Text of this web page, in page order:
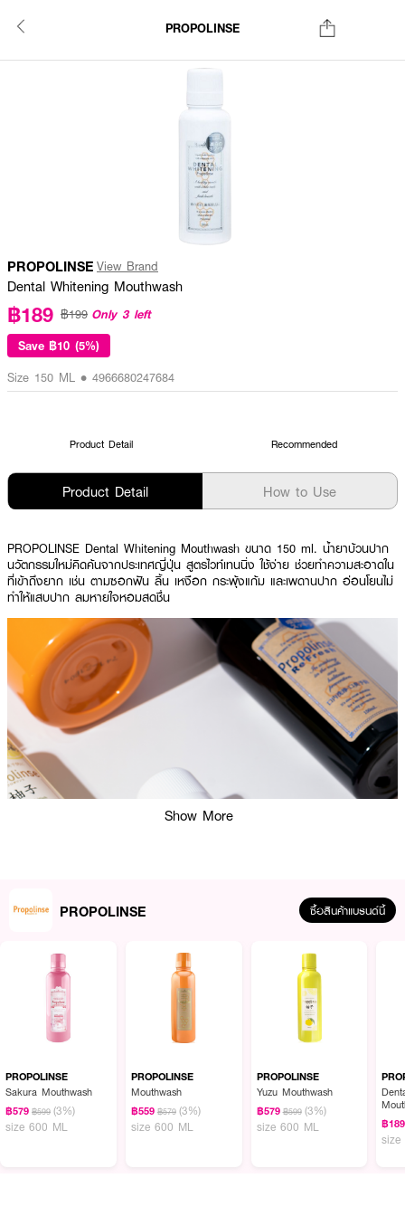
PROPOLINSE
PROPOLINSE View Brand
Dental Whitening Mouthwash
฿189 ฿199 Only 3 left
Save ฿10 (5%)
Size 150 ML • 4966680247684
Product Detail Recommended
Product Detail How to Use
PROPOLINSE Dental Whitening Mouthwash ขนาด 150 ml. น้ำยาบ้วนปาก
นวัตกรรมใหม่คิดค้นจากประเทศญี่ปุ่น สูตรไวท์เทนนิ่ง ใช้ง่าย ช่วยทำความสะอาดใน
ที่เข้าถึงยาก เช่น ตามซอกฟัน ลิ้น เหงือก กระพุ้งแก้ม และเพดานปาก อ่อนโยนไม่
ทำให้แสบปาก ลมหายใจหอมสดชื่น
Show More
PROPOLINSE ซื้อสินค้าแบรนด์นี้
PROPOLINSE
Sakura Mouthwash
฿579 ฿599 (3%)
size 600 ML
PROPOLINSE
Mouthwash
฿559 ฿579 (3%)
size 600 ML
PROPOLINSE
Yuzu Mouthwash
฿579 ฿599 (3%)
size 600 ML
฿189
size